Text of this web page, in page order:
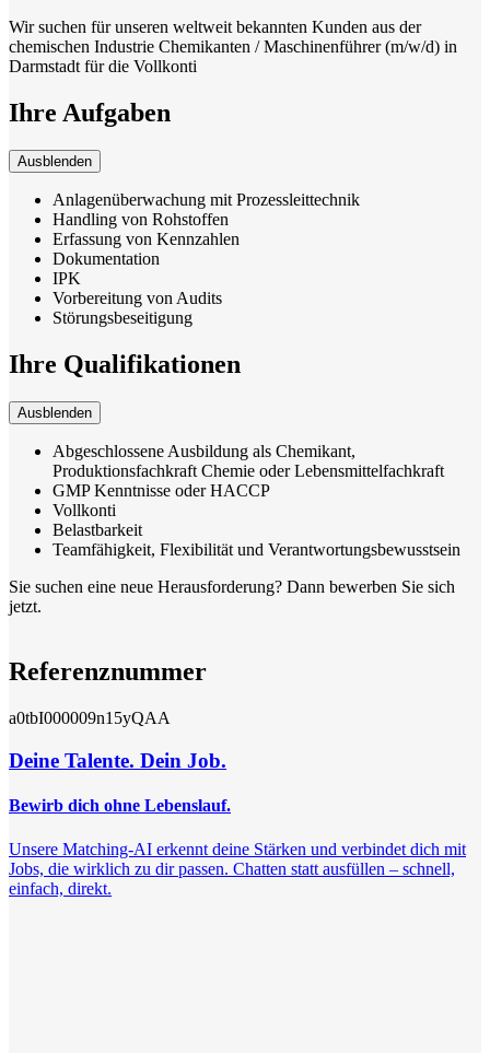
Wir suchen für unseren weltweit bekannten Kunden aus der
chemischen Industrie Chemikanten / Maschinenführer (m/w/d) in
Darmstadt für die Vollkonti
Ihre Aufgaben
Ausblenden
Anlagenüberwachung mit Prozessleittechnik
Handling von Rohstoffen
Erfassung von Kennzahlen
Dokumentation
IPK
Vorbereitung von Audits
Störungsbeseitigung
Ihre Qualifikationen
Ausblenden
Abgeschlossene Ausbildung als Chemikant,
Produktionsfachkraft Chemie oder Lebensmittelfachkraft
GMP Kenntnisse oder HACCP
Vollkonti
Belastbarkeit
Teamfähigkeit, Flexibilität und Verantwortungsbewusstsein
Sie suchen eine neue Herausforderung? Dann bewerben Sie sich
jetzt.
Referenznummer
a0tbI000009n15yQAA
Deine Talente. Dein Job.
Bewirb dich ohne Lebenslauf.
Unsere Matching-AI erkennt deine Stärken und verbindet dich mit
Jobs, die wirklich zu dir passen. Chatten statt ausfüllen – schnell,
einfach, direkt.